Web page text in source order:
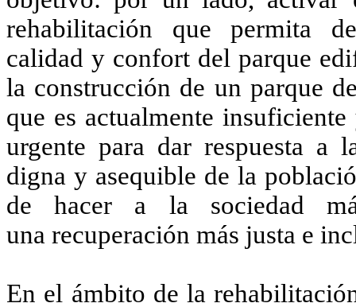
rehabilitación que permita
calidad y confort del parque
la construcción de un parque
que es actualmente
urgente para dar respuesta a
digna y asequible de la
de hacer a la sociedad
una recuperación más justa e
En el ámbito de la